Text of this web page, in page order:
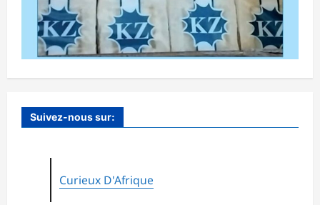
Suivez-nous sur:
Curieux D'Afrique